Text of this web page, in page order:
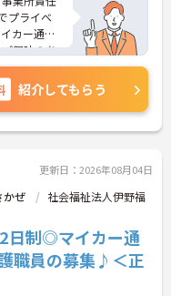
プライベ
カー通勤
興味のあ
詳細をご
紹介してもらう
更新日：2026年08月04日
かぜ
社会福祉法人伊野福
2日制◎マイカー通
職員の募集♪＜正